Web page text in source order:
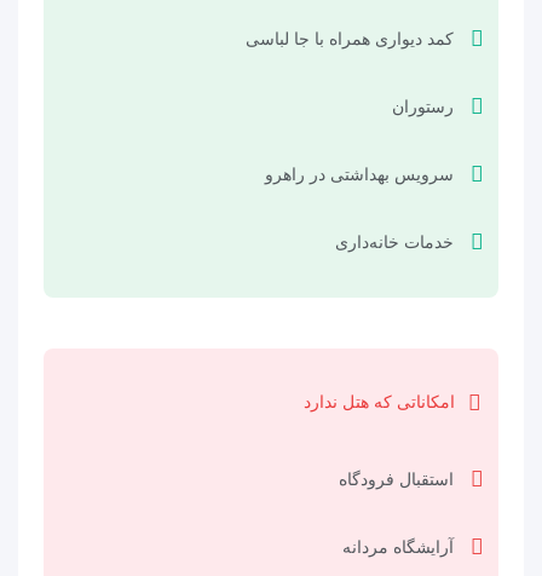
کمد دیواری همراه با جا لباسی
رستوران
سرویس بهداشتی در راهرو
خدمات خانه‌داری
امکاناتی که هتل ندارد
استقبال فرودگاه
آرایشگاه مردانه